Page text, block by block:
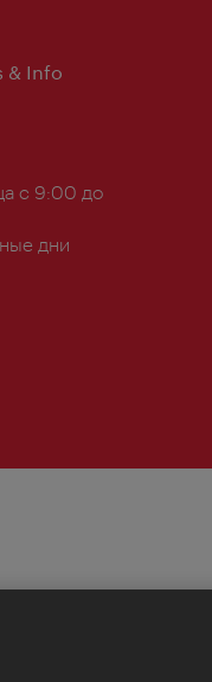
& Info
с 9:00 до
дни